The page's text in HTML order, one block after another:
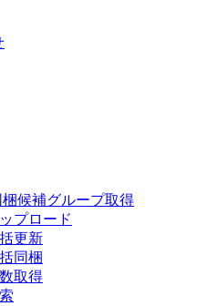
候補グループ取得
プロード
更新
同梱
取得